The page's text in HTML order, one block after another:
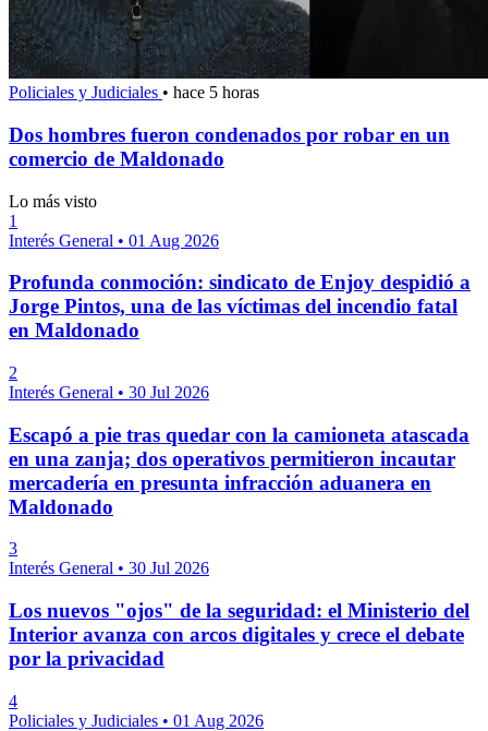
Policiales y Judiciales • hace 5 horas
Dos hombres fueron condenados por robar en un
comercio de Maldonado
Lo más visto
1
Interés General • 01 Aug 2026
Profunda conmoción: sindicato de Enjoy despidió a
Jorge Pintos, una de las víctimas del incendio fatal
en Maldonado
2
Interés General • 30 Jul 2026
Escapó a pie tras quedar con la camioneta atascada
en una zanja; dos operativos permitieron incautar
mercadería en presunta infracción aduanera en
Maldonado
3
Interés General • 30 Jul 2026
Los nuevos "ojos" de la seguridad: el Ministerio del
Interior avanza con arcos digitales y crece el debate
por la privacidad
4
Policiales y Judiciales • 01 Aug 2026